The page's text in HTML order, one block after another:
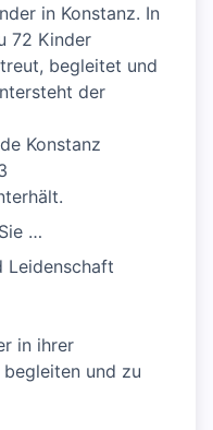
in Konstanz. In
72 Kinder
begleitet und
der
Konstanz
…
Leidenschaft
in ihrer
und zu